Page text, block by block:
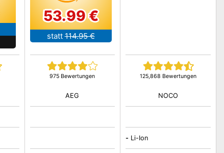
975 Bewertungen
53.99 €
statt 114.95 €
AEG
125,868 Bewertungen
NOCO
- Li-Ion